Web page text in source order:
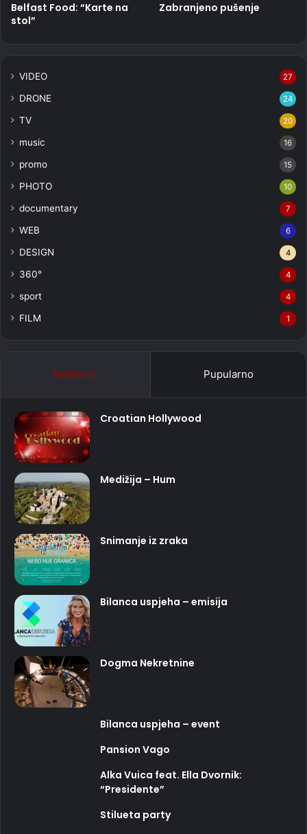
Belfast Food: “Karte na
stol”
Zabranjeno pušenje
VIDEO 27
DRONE 24
TV 20
music 16
promo 15
PHOTO 10
documentary 7
WEB 6
DESIGN 4
360° 4
sport 4
FILM 1
Nedavno Pupularno
Croatian Hollywood
Medižija – Hum
Snimanje iz zraka
Bilanca uspjeha – emisija
Dogma Nekretnine
Bilanca uspjeha – event
Pansion Vago
Alka Vuica feat. Ella Dvornik:
“Presidente”
Stilueta party